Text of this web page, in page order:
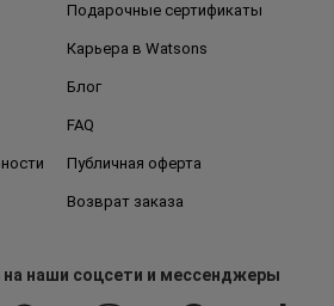
Подарочные сертификаты
Карьера в Watsons
Блог
FAQ
Публичная оферта
Возврат заказа
на наши соцсети и мессенджеры